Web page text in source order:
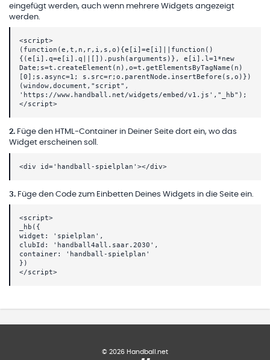
eingefügt werden, auch wenn mehrere Widgets angezeigt
werden.
<script>
(function(e,t,n,r,i,s,o){e[i]=e[i]||function()
{(e[i].q=e[i].q||[]).push(arguments)}, e[i].l=1*new
Date;s=t.createElement(n),o=t.getElementsByTagName(n)
[0];s.async=1; s.src=r;o.parentNode.insertBefore(s,o)})
(window,document,"script",
'https://www.handball.net/widgets/embed/v1.js',"_hb");
</script>
2. Füge den HTML-Container in Deiner Seite dort ein, wo das
Widget erscheinen soll.
<div id='handball-spielplan'></div>
3. Füge den Code zum Einbetten Deines Widgets in die Seite ein.
<script>
_hb({
widget: 'spielplan',
clubId: 'handball4all.saar.2030',
container: 'handball-spielplan'
})
</script>
© 2026 Handball.net